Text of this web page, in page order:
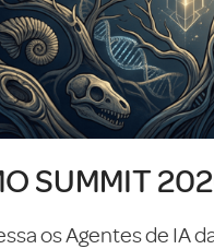
SUMMIT
os Agentes de IA